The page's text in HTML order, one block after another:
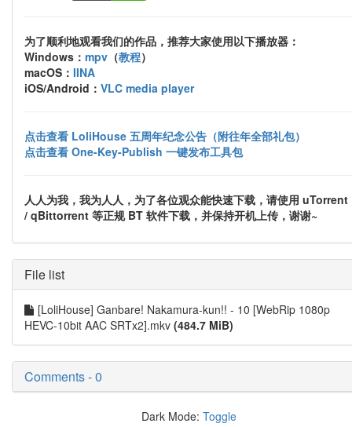
为了顺利地观看我们的作品，推荐大家使用以下播放器：
Windows： mpv （教程）
macOS： IINA
iOS/Android： VLC media player
点击查看 LoliHouse 五周年纪念公告（附往年全部礼包）
点击查看 One-Key-Publish 一键发布工具包
人人为我，我为人人，为了各位观众能快速下载，请使用 uTorrent
/ qBittorrent 等正规 BT 软件下载，并保持开机上传，谢谢~
File list
[LoliHouse] Ganbare! Nakamura-kun!! - 10 [WebRip 1080p
HEVC-10bit AAC SRTx2].mkv (484.7 MiB)
Comments - 0
Dark Mode: Toggle